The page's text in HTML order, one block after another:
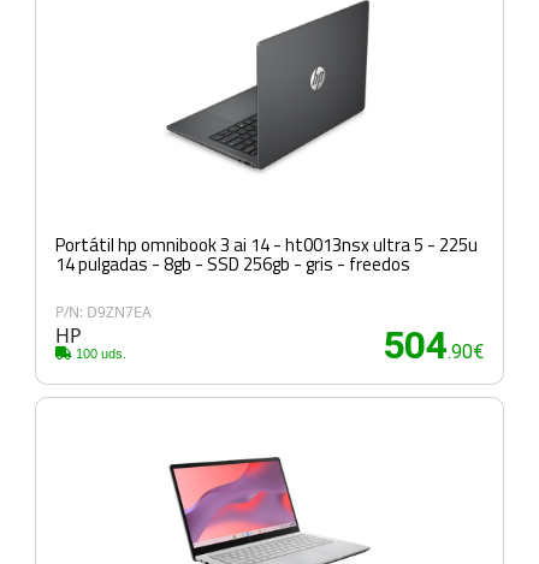
Portátil hp omnibook 3 ai 14 - ht0013nsx ultra 5 - 225u
14 pulgadas - 8gb - SSD 256gb - gris - freedos
P/N: D9ZN7EA
HP
100 uds. 504.90€